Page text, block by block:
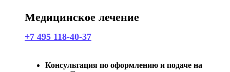
Медицинское лечение
+7 495 118-40-37
Консультация по оформлению и подаче на